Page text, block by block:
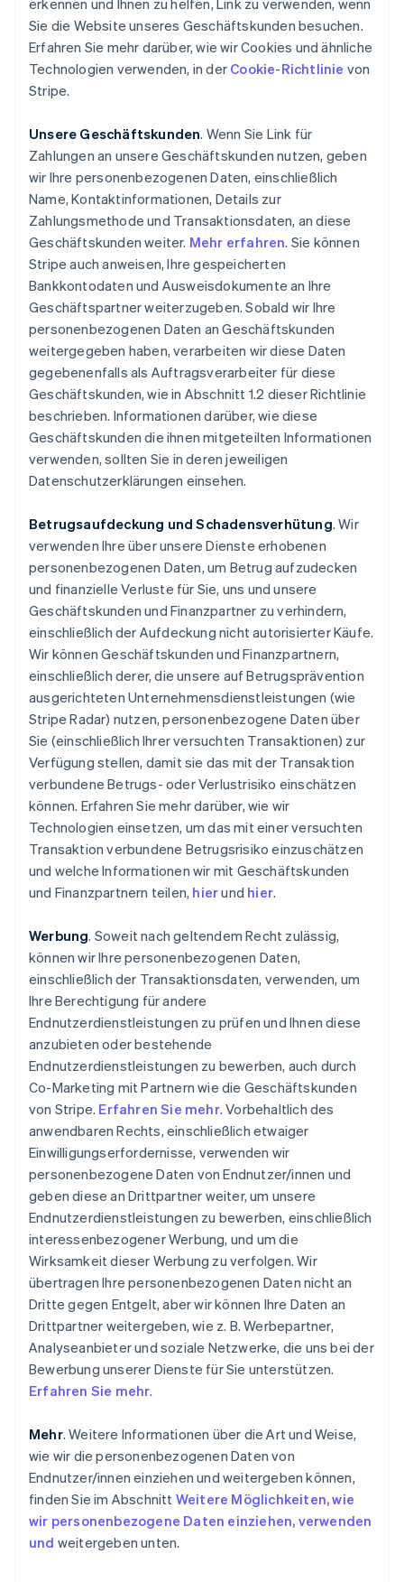
erkennen und Ihnen zu helfen, Link zu verwenden, wenn
Sie die Website unseres Geschäftskunden besuchen.
Erfahren Sie mehr darüber, wie wir Cookies und ähnliche
Technologien verwenden, in der Cookie-Richtlinie von
Stripe.
Unsere Geschäftskunden. Wenn Sie Link für
Zahlungen an unsere Geschäftskunden nutzen, geben
wir Ihre personenbezogenen Daten, einschließlich
Name, Kontaktinformationen, Details zur
Zahlungsmethode und Transaktionsdaten, an diese
Geschäftskunden weiter. Mehr erfahren. Sie können
Stripe auch anweisen, Ihre gespeicherten
Bankkontodaten und Ausweisdokumente an Ihre
Geschäftspartner weiterzugeben. Sobald wir Ihre
personenbezogenen Daten an Geschäftskunden
weitergegeben haben, verarbeiten wir diese Daten
gegebenenfalls als Auftragsverarbeiter für diese
Geschäftskunden, wie in Abschnitt 1.2 dieser Richtlinie
beschrieben. Informationen darüber, wie diese
Geschäftskunden die ihnen mitgeteilten Informationen
verwenden, sollten Sie in deren jeweiligen
Datenschutzerklärungen einsehen.
Betrugsaufdeckung und Schadensverhütung. Wir
verwenden Ihre über unsere Dienste erhobenen
personenbezogenen Daten, um Betrug aufzudecken
und finanzielle Verluste für Sie, uns und unsere
Geschäftskunden und Finanzpartner zu verhindern,
einschließlich der Aufdeckung nicht autorisierter Käufe.
Wir können Geschäftskunden und Finanzpartnern,
einschließlich derer, die unsere auf Betrugsprävention
ausgerichteten Unternehmensdienstleistungen (wie
Stripe Radar) nutzen, personenbezogene Daten über
Sie (einschließlich Ihrer versuchten Transaktionen) zur
Verfügung stellen, damit sie das mit der Transaktion
verbundene Betrugs- oder Verlustrisiko einschätzen
können. Erfahren Sie mehr darüber, wie wir
Technologien einsetzen, um das mit einer versuchten
Transaktion verbundene Betrugsrisiko einzuschätzen
und welche Informationen wir mit Geschäftskunden
und Finanzpartnern teilen, hierund hier.
Werbung. Soweit nach geltendem Recht zulässig,
können wir Ihre personenbezogenen Daten,
einschließlich der Transaktionsdaten, verwenden, um
Ihre Berechtigung für andere
Endnutzerdienstleistungen zu prüfen und Ihnen diese
anzubieten oder bestehende
Endnutzerdienstleistungen zu bewerben, auch durch
Co-Marketing mit Partnern wie die Geschäftskunden
von Stripe. Erfahren Sie mehr. Vorbehaltlich des
anwendbaren Rechts, einschließlich etwaiger
Einwilligungserfordernisse, verwenden wir
personenbezogene Daten von Endnutzer/innen und
geben diese an Drittpartner weiter, um unsere
Endnutzerdienstleistungen zu bewerben, einschließlich
interessenbezogener Werbung, und um die
Wirksamkeit dieser Werbung zu verfolgen. Wir
übertragen Ihre personenbezogenen Daten nicht an
Dritte gegen Entgelt, aber wir können Ihre Daten an
Drittpartner weitergeben, wie z. B. Werbepartner,
Analyseanbieter und soziale Netzwerke, die uns bei der
Bewerbung unserer Dienste für Sie unterstützen.
Erfahren Sie mehr.
Mehr. Weitere Informationen über die Art und Weise,
wie wir die personenbezogenen Daten von
Endnutzer/innen einziehen und weitergeben können,
finden Sie im Abschnitt Weitere Möglichkeiten, wie
wir personenbezogene Daten einziehen, verwenden
und weitergeben unten.